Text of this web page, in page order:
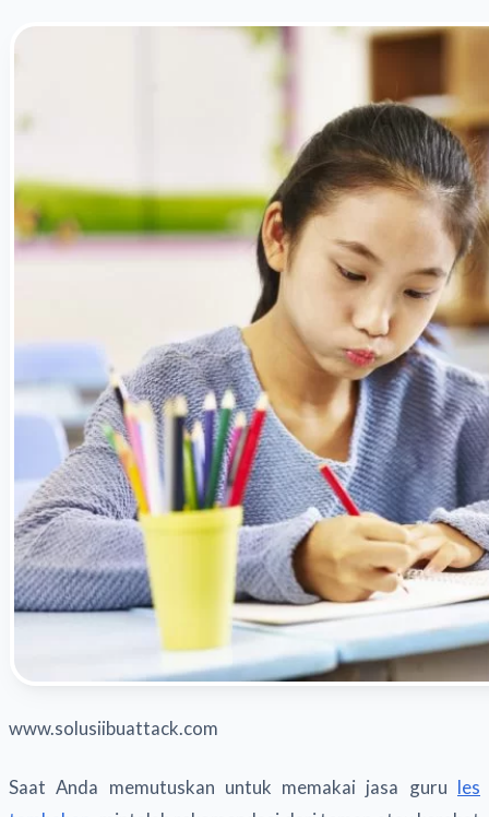
www.solusiibuattack.com
Saat Anda memutuskan untuk memakai jasa guru les